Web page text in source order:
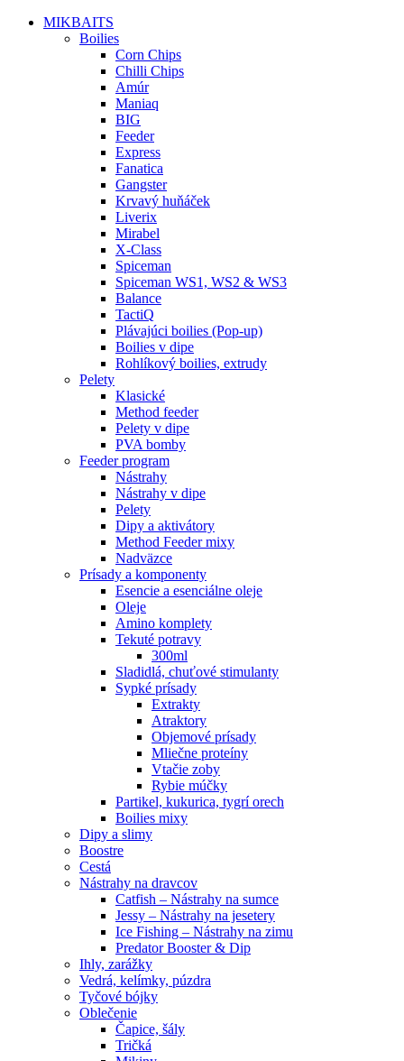
MIKBAITS
Boilies
Corn Chips
Chilli Chips
Amúr
Maniaq
BIG
Feeder
Express
Fanatica
Gangster
Krvavý huňáček
Liverix
Mirabel
X-Class
Spiceman
Spiceman WS1, WS2 & WS3
Balance
TactiQ
Plávajúci boilies (Pop-up)
Boilies v dipe
Rohlíkový boilies, extrudy
Pelety
Klasické
Method feeder
Pelety v dipe
PVA bomby
Feeder program
Nástrahy
Nástrahy v dipe
Pelety
Dipy a aktivátory
Method Feeder mixy
Nadväzce
Prísady a komponenty
Esencie a esenciálne oleje
Oleje
Amino komplety
Tekuté potravy
300ml
Sladidlá, chuťové stimulanty
Sypké prísady
Extrakty
Atraktory
Objemové prísady
Mliečne proteíny
Vtačie zoby
Rybie múčky
Partikel, kukurica, tygrí orech
Boilies mixy
Dipy a slimy
Boostre
Cestá
Nástrahy na dravcov
Catfish – Nástrahy na sumce
Jessy – Nástrahy na jesetery
Ice Fishing – Nástrahy na zimu
Predator Booster & Dip
Ihly, zarážky
Vedrá, kelímky, púzdra
Tyčové bójky
Oblečenie
Čapice, šály
Tričká